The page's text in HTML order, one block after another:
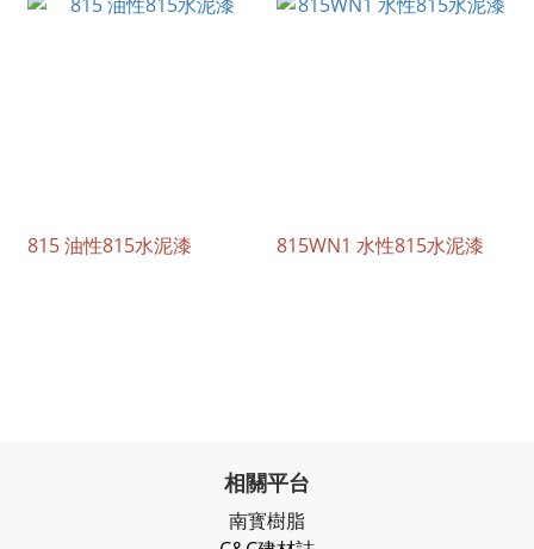
815 油性815水泥漆 815WN1 水性815水泥漆
相關平台
南寳樹脂